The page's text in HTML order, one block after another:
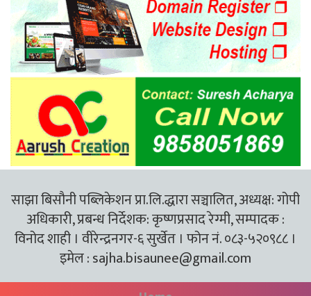
साझा बिसौनी पब्लिकेशन प्रा.लि.द्धारा सञ्चालित, अध्यक्ष: गोपी
अधिकारी, प्रबन्ध निर्देशक: कृष्णप्रसाद रेग्मी, सम्पादक :
विनोद शाही । वीरेन्द्रनगर-६ सुर्खेत । फोन नं. ०८३-५२०९८८ ।
इमेल :sajha.bisaunee@gmail.com